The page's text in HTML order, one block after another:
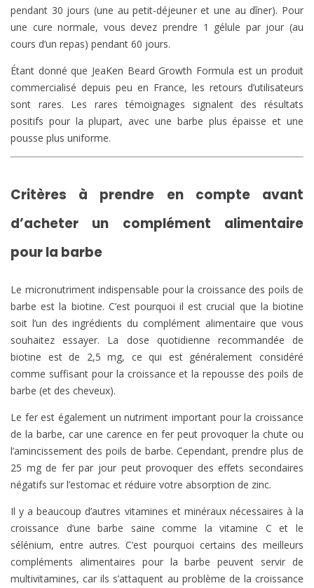
pendant 30 jours (une au petit-déjeuner et une au dîner). Pour
une cure normale, vous devez prendre 1 gélule par jour (au
cours d’un repas) pendant 60 jours.
Étant donné que JeaKen Beard Growth Formula est un produit
commercialisé depuis peu en France, les retours d’utilisateurs
sont rares. Les rares témoignages signalent des résultats
positifs pour la plupart, avec une barbe plus épaisse et une
pousse plus uniforme.
Critères à prendre en compte avant
d’acheter un complément alimentaire
pour la barbe
Le micronutriment indispensable pour la croissance des poils de
barbe est la biotine. C’est pourquoi il est crucial que la biotine
soit l’un des ingrédients du complément alimentaire que vous
souhaitez essayer. La dose quotidienne recommandée de
biotine est de 2,5 mg, ce qui est généralement considéré
comme suffisant pour la croissance et la repousse des poils de
barbe (et des cheveux).
Le fer est également un nutriment important pour la croissance
de la barbe, car une carence en fer peut provoquer la chute ou
l’amincissement des poils de barbe. Cependant, prendre plus de
25 mg de fer par jour peut provoquer des effets secondaires
négatifs sur l’estomac et réduire votre absorption de zinc.
Il y a beaucoup d’autres vitamines et minéraux nécessaires à la
croissance d’une barbe saine comme la vitamine C et le
sélénium, entre autres. C’est pourquoi certains des meilleurs
compléments alimentaires pour la barbe peuvent servir de
multivitamines, car ils s’attaquent au problème de la croissance